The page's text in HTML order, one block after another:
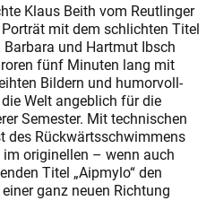
Klaus Beith vom Reutlinger
mit dem schlichten Titel
Barbara und Hartmut Ibsch
fünf Minuten lang mit
Bildern und humorvoll-
Welt angeblich für die
Semester. Mit technischen
des Rückwärtsschwimmens
originellen – wenn auch
Titel „Aipmylo“ den
ganz neuen Richtung